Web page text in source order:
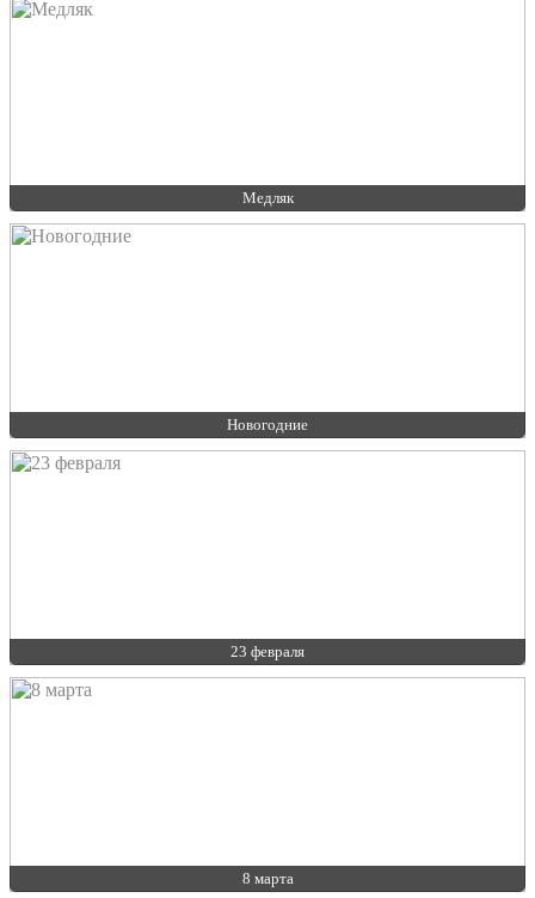
Медляк
Новогодние
23 февраля
8 марта